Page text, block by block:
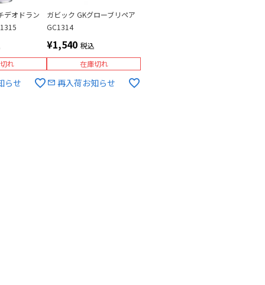
デオドラン
れ
らせ
ガビック GKグローブリペア
GC1314
¥1,540 税込
在庫切れ
再入荷お知らせ